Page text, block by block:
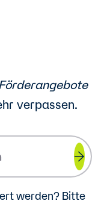
verpassen.
werden? Bitte